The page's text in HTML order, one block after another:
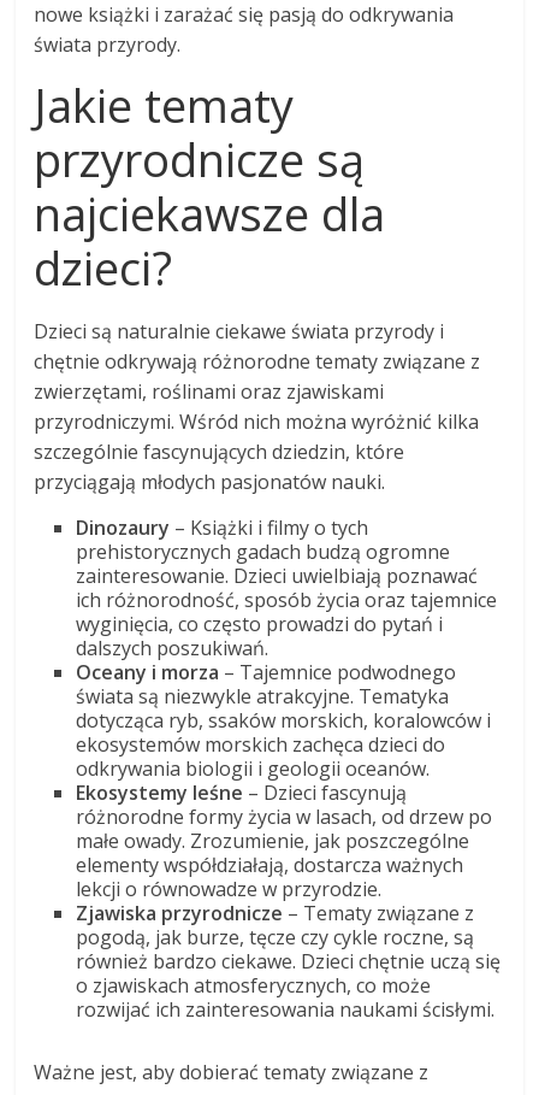
nowe książki i zarażać się pasją do odkrywania
świata przyrody.
Jakie tematy
przyrodnicze są
najciekawsze dla
dzieci?
Dzieci są naturalnie ciekawe świata przyrody i
chętnie odkrywają różnorodne tematy związane z
zwierzętami, roślinami oraz zjawiskami
przyrodniczymi. Wśród nich można wyróżnić kilka
szczególnie fascynujących dziedzin, które
przyciągają młodych pasjonatów nauki.
Dinozaury – Książki i filmy o tych
prehistorycznych gadach budzą ogromne
zainteresowanie. Dzieci uwielbiają poznawać
ich różnorodność, sposób życia oraz tajemnice
wyginięcia, co często prowadzi do pytań i
dalszych poszukiwań.
Oceany i morza – Tajemnice podwodnego
świata są niezwykle atrakcyjne. Tematyka
dotycząca ryb, ssaków morskich, koralowców i
ekosystemów morskich zachęca dzieci do
odkrywania biologii i geologii oceanów.
Ekosystemy leśne – Dzieci fascynują
różnorodne formy życia w lasach, od drzew po
małe owady. Zrozumienie, jak poszczególne
elementy współdziałają, dostarcza ważnych
lekcji o równowadze w przyrodzie.
Zjawiska przyrodnicze – Tematy związane z
pogodą, jak burze, tęcze czy cykle roczne, są
również bardzo ciekawe. Dzieci chętnie uczą się
o zjawiskach atmosferycznych, co może
rozwijać ich zainteresowania naukami ścisłymi.
Ważne jest, aby dobierać tematy związane z